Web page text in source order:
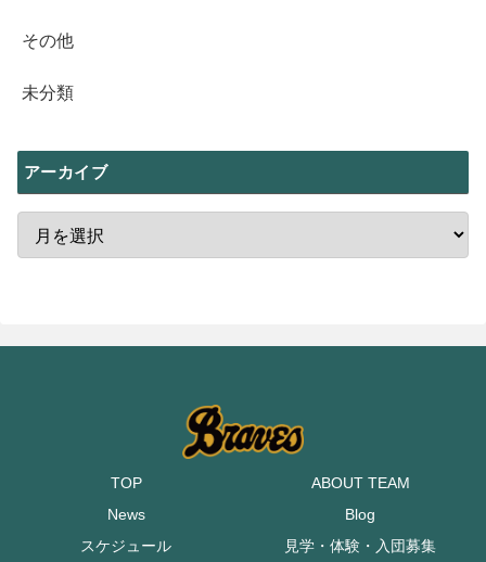
その他
未分類
アーカイブ
TOP
ABOUT TEAM
News
Blog
スケジュール
見学・体験・入団募集